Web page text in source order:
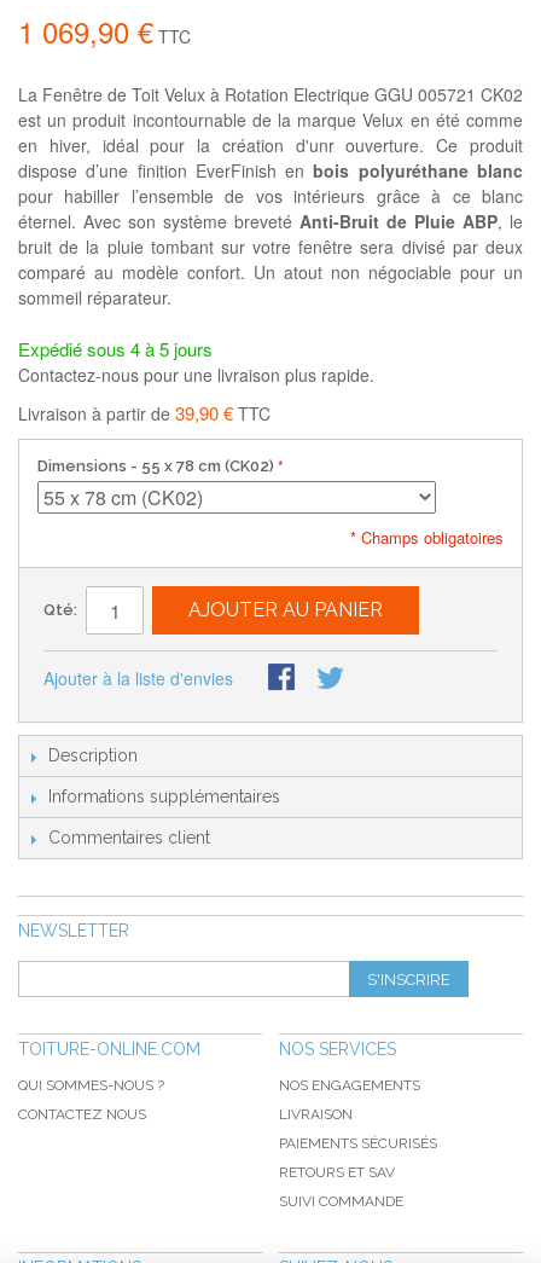
1 069,90 € TTC
La Fenêtre de Toit Velux à Rotation Electrique GGU 005721 CK02
est un produit incontournable de la marque Velux en été comme
en hiver, idéal pour la création d'unr ouverture. Ce produit
dispose d’une finition EverFinish enbois polyuréthane blanc
pour habiller l’ensemble de vos intérieurs grâce à ce blanc
éternel. Avec son système breveté Anti-Bruit de Pluie ABP, le
bruit de la pluie tombant sur votre fenêtre sera divisé par deux
comparé au modèle confort. Un atout non négociable pour un
sommeil réparateur.
Expédié sous 4 à 5 jours
Contactez-nous pour une livraison plus rapide.
Livraison à partir de 39,90 € TTC
Dimensions - 55 x 78 cm (CK02)
* Champs obligatoires
Qté: AJOUTER AU PANIER
Ajouter à la liste d'envies
Description
Informations supplémentaires
Commentaires client
NEWSLETTER
S'INSCRIRE
TOITURE-ONLINE.COM
QUI SOMMES-NOUS ?
CONTACTEZ NOUS
NOS SERVICES
NOS ENGAGEMENTS
LIVRAISON
PAIEMENTS SÉCURISÉS
RETOURS ET SAV
SUIVI COMMANDE